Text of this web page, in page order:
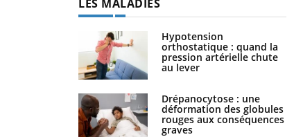
LES MALADIES
Hypotension
orthostatique : quand la
pression artérielle chute
au lever
Drépanocytose : une
déformation des globules
rouges aux conséquences
graves